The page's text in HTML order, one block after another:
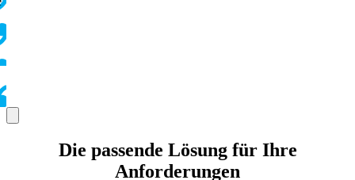
Die passende Lösung für Ihre
Anforderungen